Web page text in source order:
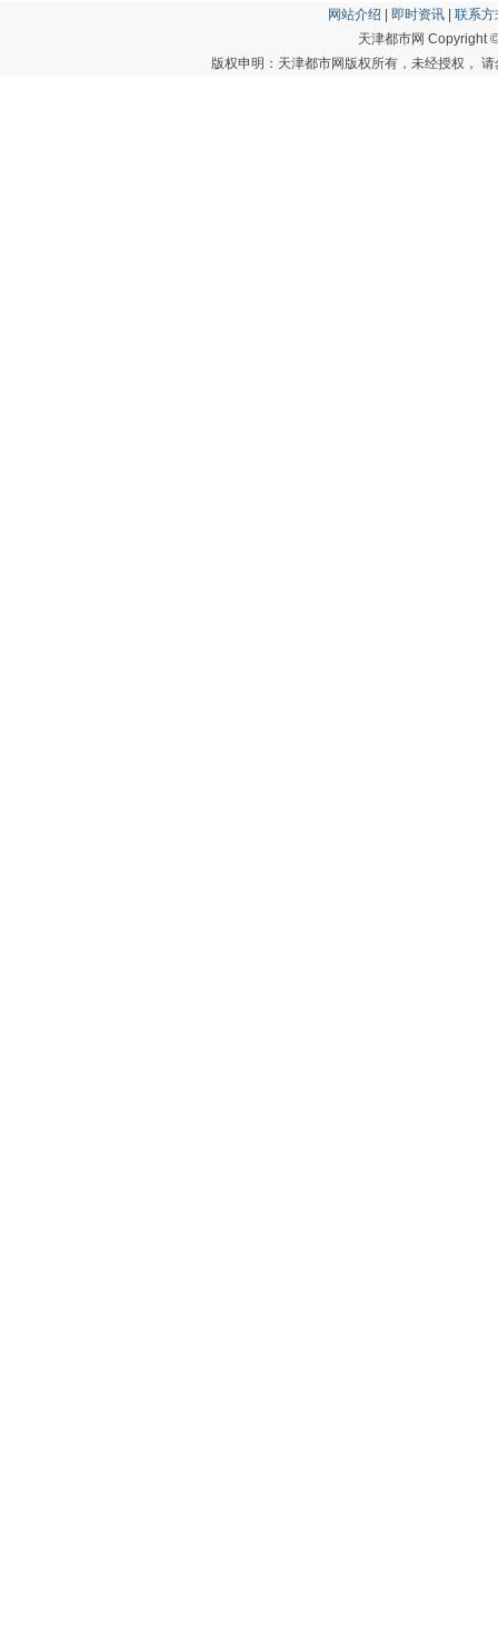
网站介绍 即时资讯
联系方
天津都市网 Copyright
版权申明：天津都市网版权所有，未经授权，